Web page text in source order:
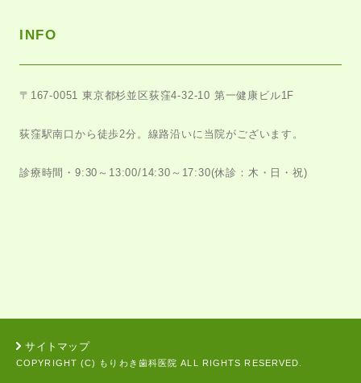
INFO
〒167-0051 東京都杉並区荻窪4-32-10 第一健康ビル1F
荻窪駅南口から徒歩2分。 線路沿いに当院がございます。
診療時間・9:30～13:00/14:30～17:30(休診：木・日・祝)
サイトマップ
COPYRIGHT (C) もりわき歯科医院 ALL RIGHTS RESERVED.